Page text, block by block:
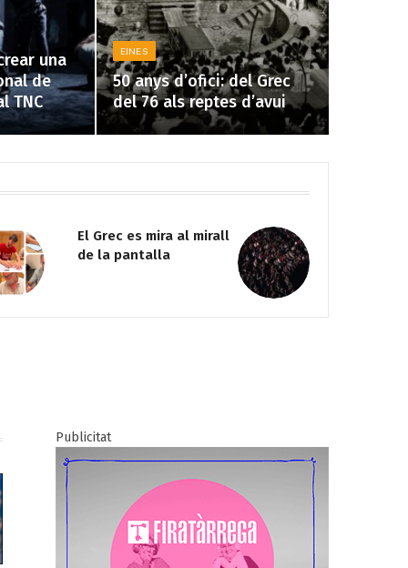
una
de
TNC
EINES
50 anys d’ofici: del Grec
del 76 als reptes d’avui
Sis cadires i una taula
rodona per dirigir el
Publicitat